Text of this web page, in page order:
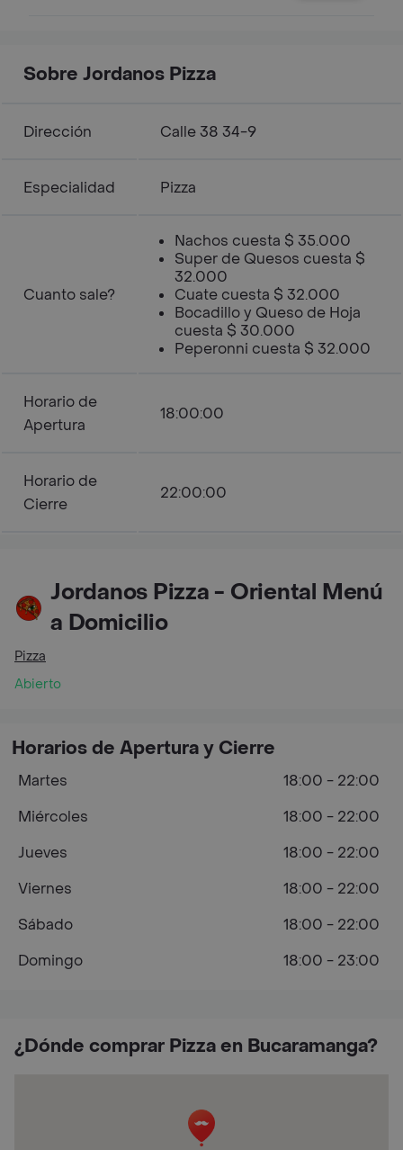
Sobre Jordanos Pizza
Dirección Calle 38 34-9
Especialidad Pizza
Cuanto sale?
Nachos cuesta $ 35.000
Super de Quesos cuesta $
32.000
Cuate cuesta $ 32.000
Bocadillo y Queso de Hoja
cuesta $ 30.000
Peperonni cuesta $ 32.000
Horario de
Apertura
18:00:00
Horario de
Cierre
22:00:00
Jordanos Pizza - Oriental Menú
a Domicilio
Pizza
Abierto
¿Dónde comprar Pizza en Bucaramanga?
Horarios de Apertura y Cierre
Martes
18:00 - 22:00
Miércoles
18:00 - 22:00
Jueves
18:00 - 22:00
Viernes
18:00 - 22:00
Sábado
18:00 - 22:00
Domingo
18:00 - 23:00